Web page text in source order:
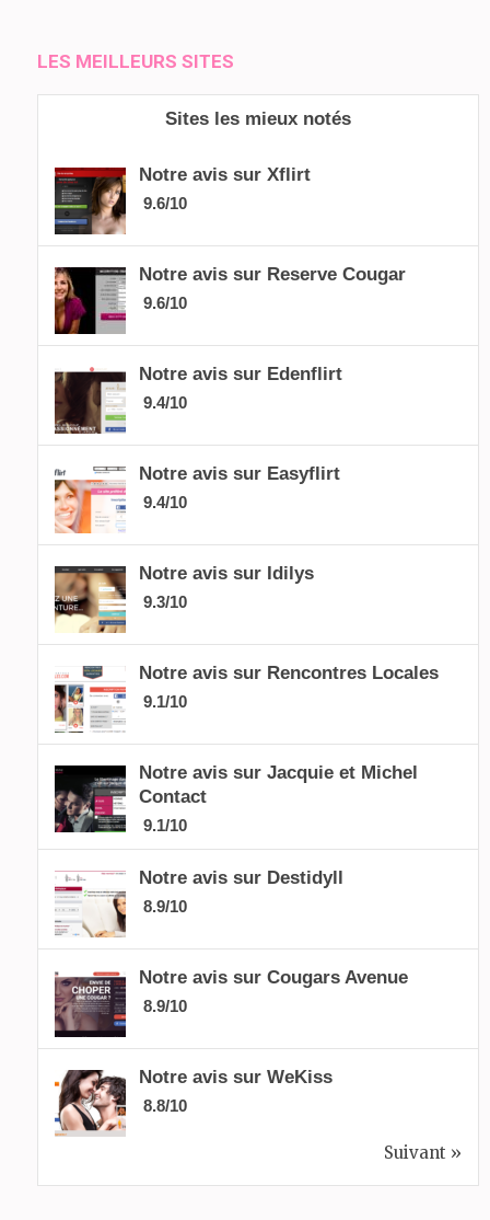
l’article
LES MEILLEURS SITES
Sites les mieux notés
Notre avis sur Xflirt
9.6/10
Notre avis sur Reserve Cougar
9.6/10
Notre avis sur Edenflirt
9.4/10
Notre avis sur Easyflirt
9.4/10
Notre avis sur Idilys
9.3/10
Notre avis sur Rencontres Locales
9.1/10
Notre avis sur Jacquie et Michel
Contact
9.1/10
Notre avis sur Destidyll
8.9/10
Notre avis sur Cougars Avenue
8.9/10
Notre avis sur WeKiss
8.8/10
Suivant »